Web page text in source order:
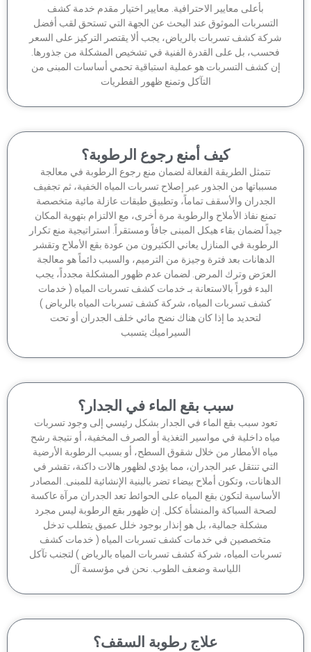
بأعلى معايير الاحترافية. معايير اختيار مقدم خدمة كشف
الموثوق عند البحث عن الجهة التي تستحق لقب أفضل
كشف تسربات بالرياض، يجب ألا يقتصر التركيز على السعر
بل على القدرة الفنية في تشخيص المشكلة من جذورها.
كشف التسربات هو عملية استباقية تحمي أساسات المبنى من
التآكل وتمنع ظهور الفطريات
كيف أمنع رجوع الرطوبة؟
تتمثل الطريقة الفعالة لضمان منع رجوع الرطوبة في معالجة
من الجذور عبر إصلاح تسربات المياه الخفية، ثم تجفيف
الجدران والأسقف تماماً، وتطبيق طبقات عازلة مائية متخصصة
تمنع نفاذ الأملاح والرطوبة مرة أخرى، مع الالتزام بتهوية المكان
لضمان بقاء هيكل المبنى جافاً ومستقراً. استراتيجية منع تكرار
في المنازل يعاني الكثيرون من عودة بقع الأملاح وتقشر
الدهانات بعد فترة وجيزة من الترميم، والسبب دائماً هو معالجة
العرَض وترك المرض. لضمان عدم ظهور المشكلة مجدداً، يجب
البدء فوراً بالاستعانة بـ خدمات كشف تسربات المياه ( خدمات
كشف تسربات المياه، شركة كشف تسربات المياه بالرياض )
لتحديد ما إذا كان هناك نضح مائي خلف الجدران أو تحت
السيراميك يتسبب
سبب بقع الماء في الجدار؟
سبب بقع الماء في الجدار بشكل رئيسي إلى وجود تسربات
داخلية في مواسير التغذية أو الصرف المخفية، أو نتيجة رشح
الأمطار من خلال شقوق السطح، أو بسبب الرطوبة الأرضية
تنتقل عبر الجدران، مما يؤدي لظهور هالات داكنة، تقشر في
وتكون أملاح بيضاء تضر بالبنية الإنشائية للمبنى. المصادر
لتكون بقع المياه على الحوائط تعد الجدران مرآة عاكسة
لصحة السباكة والمنشأة ككل. إن ظهور بقع الرطوبة ليس مجرد
مشكلة جمالية، بل هو إنذار بوجود خلل عميق يتطلب تدخل
متخصصين في خدمات كشف تسربات المياه ( خدمات كشف
المياه، شركة كشف تسربات المياه بالرياض ) لتجنب تآكل
اللياسة وضعف الطوب. نحن في مؤسسة آل
علاج رطوبة السقف؟